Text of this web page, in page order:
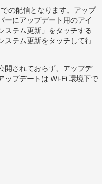
の配信となります。アップ
ーにアップデート用のアイ
ステム更新」をタッチする
ステム更新をタッチして行
開されておらず、アップデ
ップデートは Wi-Fi 環境下で